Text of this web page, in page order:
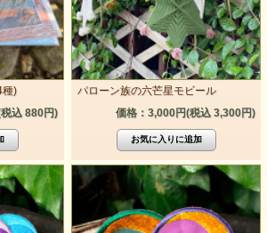
種)
込 880円)
パローン族の六芒星モビール
価格：3,000円(税込 3,300円)